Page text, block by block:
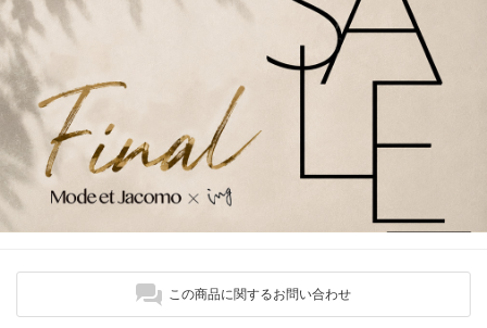
この商品に関するお問い合わせ